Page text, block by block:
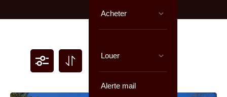
Acheter
Louer
Alerte mail